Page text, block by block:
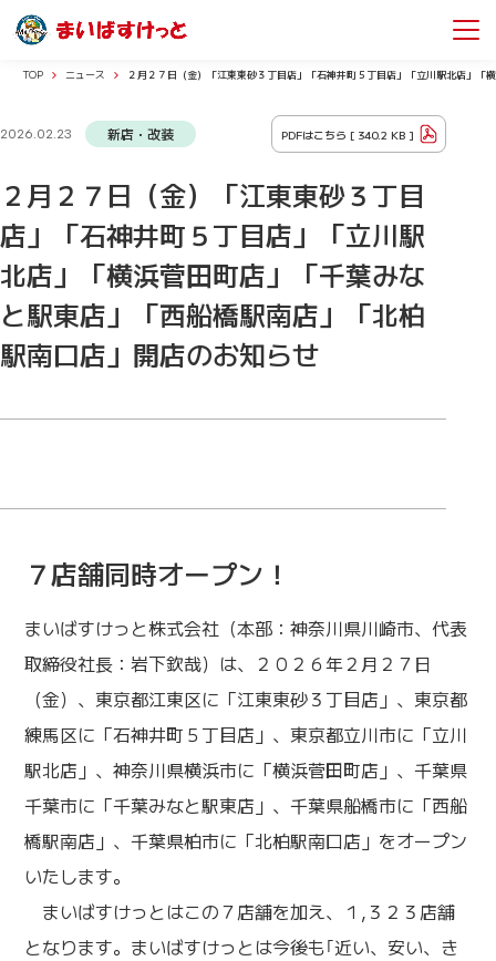
TOP ニュース ２月２７日（金）「江東東砂３丁目店」「石神井町５丁目店」「立川駅北店」
2026.02.23 新店・改装 PDFはこちら [ 340.2 KB ]
２月２７日（金）「江東東砂３丁目
店」「石神井町５丁目店」「立川駅
北店」「横浜菅田町店」「千葉みな
と駅東店」「西船橋駅南店」「北柏
駅南口店」開店のお知らせ
７店舗同時オープン！
まいばすけっと株式会社（本部：神奈川県川崎市、代表
取締役社長：岩下欽哉）は、２０２６年２月２７日
（金）、東京都江東区に「江東東砂３丁目店」、東京都
練馬区に「石神井町５丁目店」、東京都立川市に「立川
駅北店」、神奈川県横浜市に「横浜菅田町店」、千葉県
千葉市に「千葉みなと駅東店」、千葉県船橋市に「西船
橋駅南店」、千葉県柏市に「北柏駅南口店」をオープン
いたします。
まいばすけっとはこの７店舗を加え、１,３２３店舗
となります。まいばすけっとは今後も｢近い、安い、き